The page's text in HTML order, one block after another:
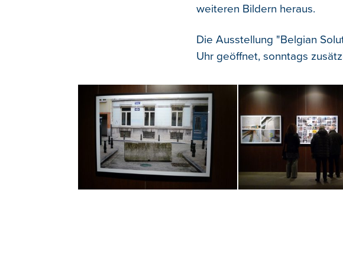
weiteren Bildern heraus.
Die Ausstellung "Belgian
Uhr geöffnet, sonntags